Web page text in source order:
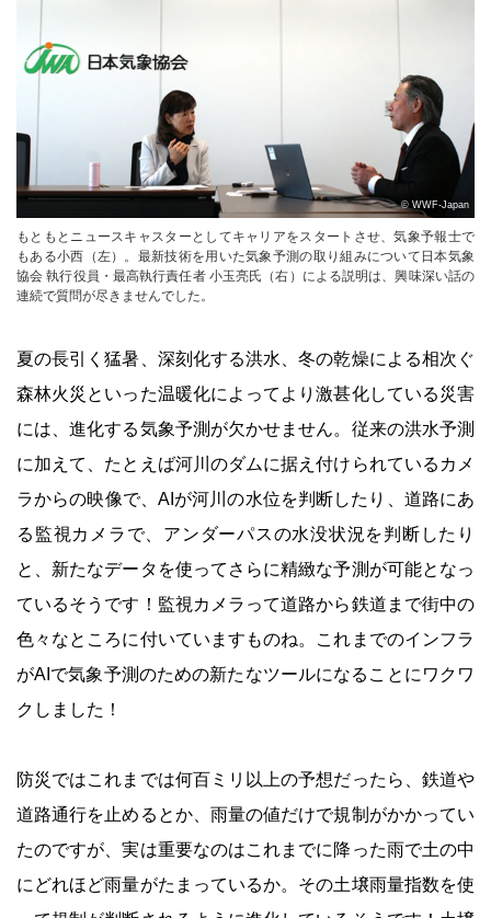
© WWF-Japan
もともとニュースキャスターとしてキャリアをスタートさせ、気象予報士で
もある小西（左）。最新技術を用いた気象予測の取り組みについて日本気象
協会 執行役員・最高執行責任者 小玉亮氏（右）による説明は、興味深い話の
連続で質問が尽きませんでした。
夏の長引く猛暑、深刻化する洪水、冬の乾燥による相次ぐ
森林火災といった温暖化によってより激甚化している災害
には、進化する気象予測が欠かせません。従来の洪水予測
に加えて、たとえば河川のダムに据え付けられているカメ
ラからの映像で、AIが河川の水位を判断したり、道路にあ
る監視カメラで、アンダーパスの水没状況を判断したり
と、新たなデータを使ってさらに精緻な予測が可能となっ
ているそうです！監視カメラって道路から鉄道まで街中の
色々なところに付いていますものね。これまでのインフラ
がAIで気象予測のための新たなツールになることにワクワ
クしました！
防災ではこれまでは何百ミリ以上の予想だったら、鉄道や
道路通行を止めるとか、雨量の値だけで規制がかかってい
たのですが、実は重要なのはこれまでに降った雨で土の中
にどれほど雨量がたまっているか。その土壌雨量指数を使